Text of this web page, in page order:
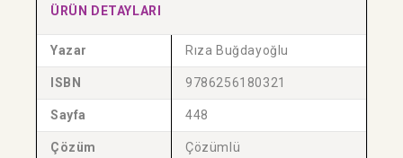
ÜRÜN DETAYLARI
Yazar Rıza Buğdayoğlu
ISBN 9786256180321
Sayfa 448
Çözüm Çözümlü